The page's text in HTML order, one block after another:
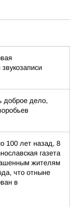
доброе дело,
100 лет назад, 8
газета
жителям
что отныне
в